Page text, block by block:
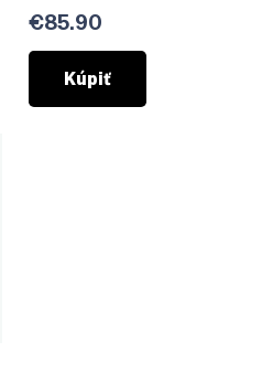
€85.90
Kúpiť